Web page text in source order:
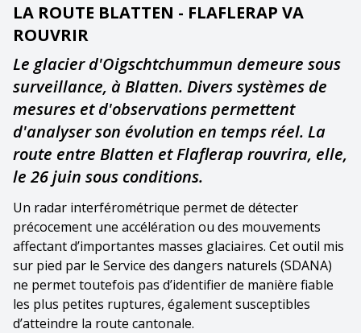
LA ROUTE BLATTEN - FLAFLERAP VA
ROUVRIR
Le glacier d'Oigschtchummun demeure sous
surveillance, à Blatten. Divers systèmes de
mesures et d'observations permettent
d'analyser son évolution en temps réel. La
route entre Blatten et Flaflerap rouvrira, elle,
le 26 juin sous conditions.
Un radar interférométrique permet de détecter
précocement une accélération ou des mouvements
affectant d’importantes masses glaciaires. Cet outil mis
sur pied par le Service des dangers naturels (SDANA)
ne permet toutefois pas d’identifier de manière fiable
les plus petites ruptures, également susceptibles
d’atteindre la route cantonale.